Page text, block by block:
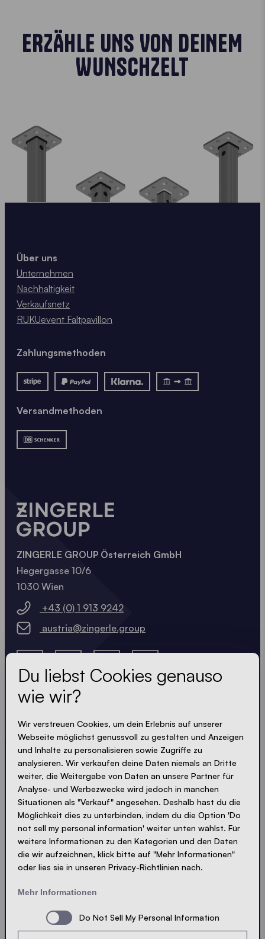
ERZÄHLE UNS VON DEINEM
WUNSCHZELT
Lass dir nichts entgehen
Immer up-to-date. Kein Spam! Wir halten uns kurz.
Knackig und kompakt - wie unsere Zelte.
PRIVACY AKZEPTIEREN
LOADING - LOADING - LOADING - LOADING -
© Ecotent® Katalog Impressum Datenschutz
Über uns
Unternehmen
Nachhaltigkeit
Verkaufsnetz
RUKUevent Faltpavillon
Zahlungsmethoden
Versandmethoden
ZINGERLE GROUP Österreich GmbH
Hegergasse 10/6
1030 Wien
+43 (0) 1 913 9242
austria@zingerle.group
Du liebst Cookies genauso
wie wir?
Wir verstreuen Cookies, um dein Erlebnis auf unserer
Webseite möglichst genussvoll zu gestalten und Anzeigen
und Inhalte zu personalisieren sowie Zugriffe zu
analysieren. Wir verkaufen deine Daten niemals an Dritte
weiter, die Weitergabe von Daten an unsere Partner für
Analyse- und Werbezwecke wird jedoch in manchen
Situationen als "Verkauf" angesehen. Deshalb hast du die
Möglichkeit dies zu unterbinden, indem du die Option 'Do
not sell my personal information' weiter unten wählst. Für
weitere Informationen zu den Kategorien und den Daten
die wir aufzeichnen, klick bitte auf "Mehr Informationen"
oder lies sie in unseren Privacy-Richtlinien nach.
Mehr Informationen
Do Not Sell My Personal Information